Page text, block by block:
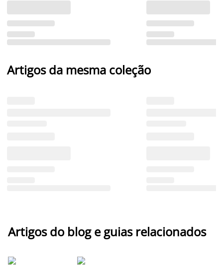
Artigos da mesma coleção
Artigos do blog e guias relacionados